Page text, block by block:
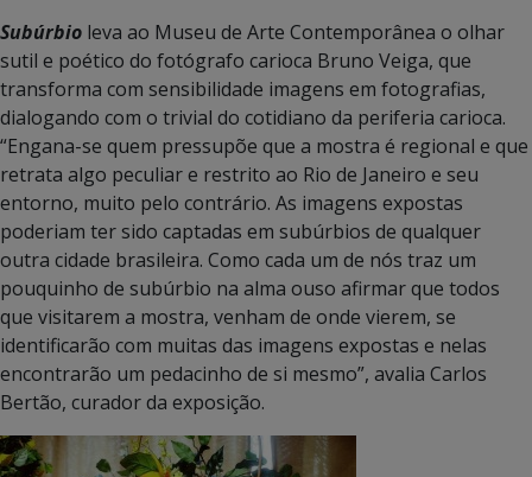
Subúrbio leva ao Museu de Arte Contemporânea o olhar
sutil e poético do fotógrafo carioca Bruno Veiga, que
transforma com sensibilidade imagens em fotografias,
dialogando com o trivial do cotidiano da periferia carioca.
“Engana-se quem pressupõe que a mostra é regional e que
retrata algo peculiar e restrito ao Rio de Janeiro e seu
entorno, muito pelo contrário. As imagens expostas
poderiam ter sido captadas em subúrbios de qualquer
outra cidade brasileira. Como cada um de nós traz um
pouquinho de subúrbio na alma ouso afirmar que todos
que visitarem a mostra, venham de onde vierem, se
identificarão com muitas das imagens expostas e nelas
encontrarão um pedacinho de si mesmo”, avalia Carlos
Bertão, curador da exposição.